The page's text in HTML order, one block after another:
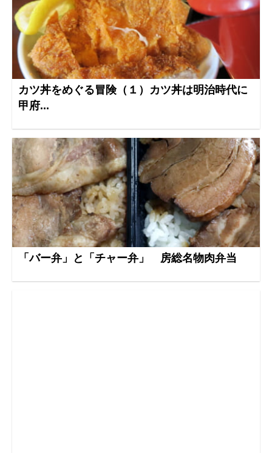
カツ丼をめぐる冒険（１）カツ丼は明治時代に
甲府...
「バー弁」と「チャー弁」 房総名物肉弁当